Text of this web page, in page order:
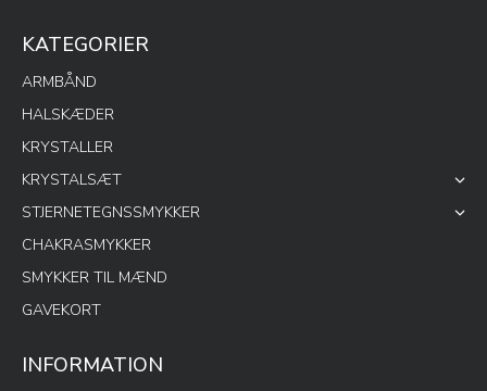
KATEGORIER
ARMBÅND
HALSKÆDER
KRYSTALLER
KRYSTALSÆT
STJERNETEGNSSMYKKER
CHAKRASMYKKER
SMYKKER TIL MÆND
GAVEKORT
INFORMATION